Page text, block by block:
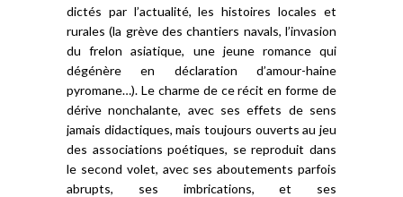
dictés par l’actualité, les histoires locales et
rurales (la grève des chantiers navals, l’invasion
du frelon asiatique, une jeune romance qui
dégénère en déclaration d’amour-haine
pyromane…). Le charme de ce récit en forme de
dérive nonchalante, avec ses effets de sens
jamais didactiques, mais toujours ouverts au jeu
des associations poétiques, se reproduit dans
le second volet, avec ses aboutements parfois
abrupts, ses imbrications, et ses